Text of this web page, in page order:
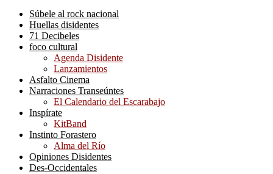
Súbele al rock nacional
Huellas disidentes
71 Decibeles
foco cultural
Agenda Disidente
Lanzamientos
Asfalto Cinema
Narraciones Transeúntes
El Calendario del Escarabajo
Inspírate
KitBand
Instinto Forastero
Alma del Río
Opiniones Disidentes
Des-Occidentales